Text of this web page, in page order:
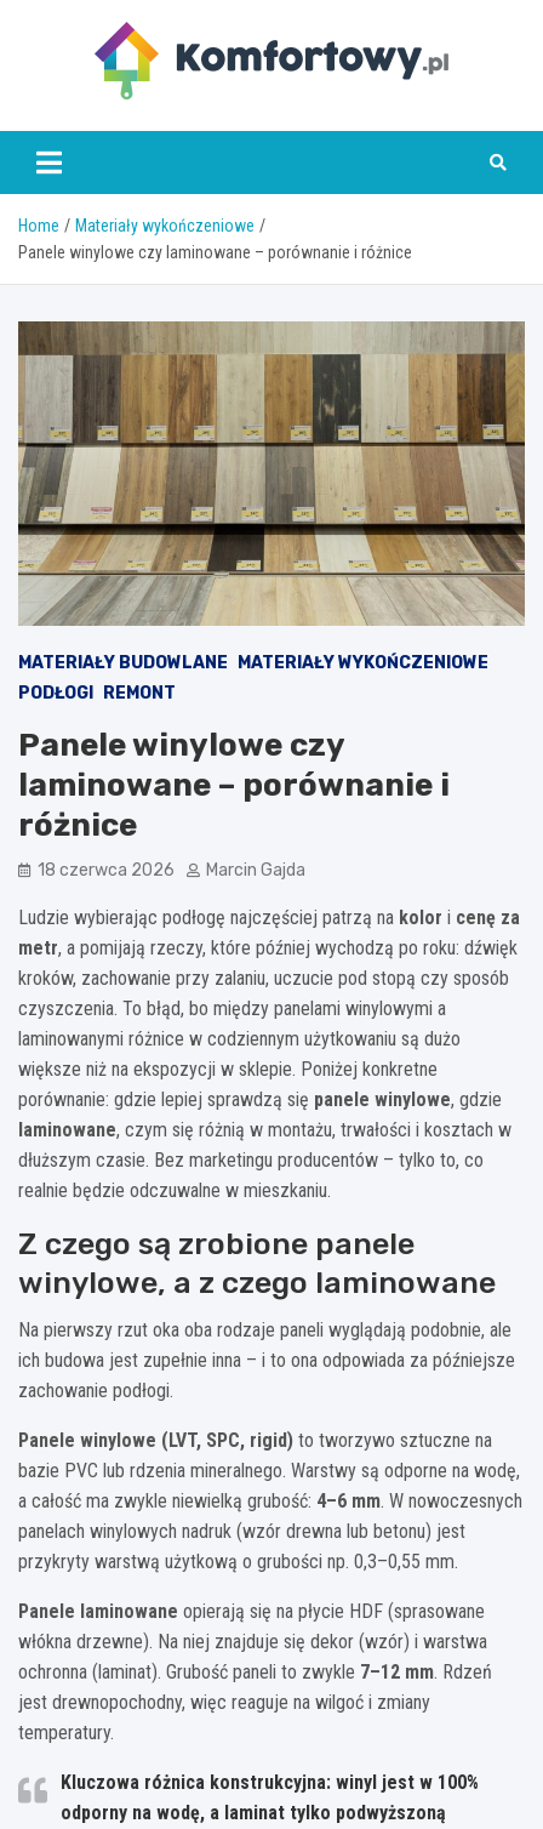
komfortowy.pl
Home
Materiały wykończeniowe
Panele winylowe czy laminowane – porównanie i różnice
MATERIAŁY BUDOWLANE
MATERIAŁY WYKOŃCZENIOWE
PODŁOGI
REMONT
Panele winylowe czy
laminowane – porównanie i
różnice
18 czerwca 2026 Marcin Gajda
Ludzie wybierając podłogę najczęściej patrzą na kolor i cenę za
metr, a pomijają rzeczy, które później wychodzą po roku: dźwięk
kroków, zachowanie przy zalaniu, uczucie pod stopą czy sposób
czyszczenia. To błąd, bo między panelami winylowymi a
laminowanymi różnice w codziennym użytkowaniu są dużo
większe niż na ekspozycji w sklepie. Poniżej konkretne
porównanie: gdzie lepiej sprawdzą się panele winylowe, gdzie
laminowane, czym się różnią w montażu, trwałości i kosztach w
dłuższym czasie. Bez marketingu producentów – tylko to, co
realnie będzie odczuwalne w mieszkaniu.
Z czego są zrobione panele
winylowe, a z czego laminowane
Na pierwszy rzut oka oba rodzaje paneli wyglądają podobnie, ale
ich budowa jest zupełnie inna – i to ona odpowiada za późniejsze
zachowanie podłogi.
Panele winylowe (LVT, SPC, rigid) to tworzywo sztuczne na
bazie PVC lub rdzenia mineralnego. Warstwy są odporne na wodę,
a całość ma zwykle niewielką grubość: 4–6 mm. W nowoczesnych
panelach winylowych nadruk (wzór drewna lub betonu) jest
przykryty warstwą użytkową o grubości np. 0,3–0,55 mm.
Panele laminowane opierają się na płycie HDF (sprasowane
włókna drzewne). Na niej znajduje się dekor (wzór) i warstwa
ochronna (laminat). Grubość paneli to zwykle 7–12 mm. Rdzeń
jest drewnopochodny, więc reaguje na wilgoć i zmiany
temperatury.
Kluczowa różnica konstrukcyjna: winyl jest w 100%
odporny na wodę, a laminat tylko podwyższoną